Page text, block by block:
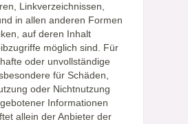
Linkverzeichnissen,
in allen anderen Formen
auf deren Inhalt
möglich sind. Für
oder unvollständige
für Schäden,
oder Nichtnutzung
Informationen
allein der Anbieter der